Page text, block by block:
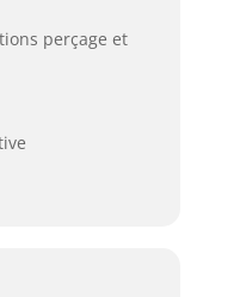
perçage et